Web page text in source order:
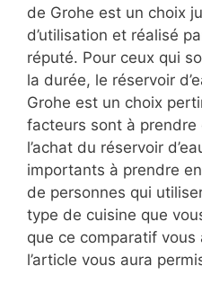
de Grohe est un choix
d’utilisation et réalisé
réputé. Pour ceux qui
la durée, le réservoir
Grohe est un choix
facteurs sont à prendre
l’achat du réservoir
importants à prendre
de personnes qui
type de cuisine que
que ce comparatif
l’article vous aura